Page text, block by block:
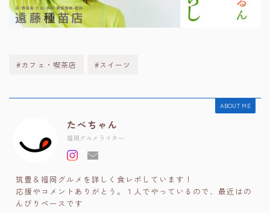
#カフェ・喫茶店 #スイーツ
ABOUT ME
たべちゃん
福岡グルメライター
筑豊＆福岡グルメを詳しく食レポしています！
応援やコメントありがとう。１人でやっているので、最近はの
んびりペースです